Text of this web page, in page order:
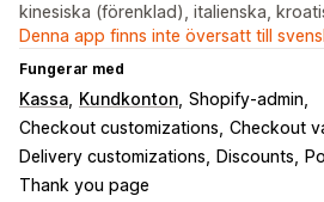
kinesiska (förenklad), italienska,
Denna app finns inte översatt till
Fungerar med
Kassa Kundkonton Shopify-admin
Checkout customizations Checkout
Delivery customizations
Discounts
Thank you page